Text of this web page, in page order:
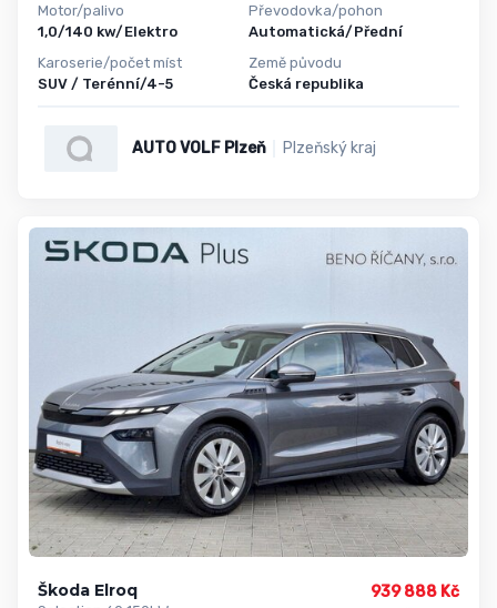
Motor/palivo
1,0/140 kw/Elektro
Karoserie/počet míst
SUV / Terénní/4-5
Převodovka/pohon
Automatická/Přední
Země původu
Česká republika
AUTO VOLF Plzeň Plzeňský kraj
Škoda Elroq 939 888 Kč